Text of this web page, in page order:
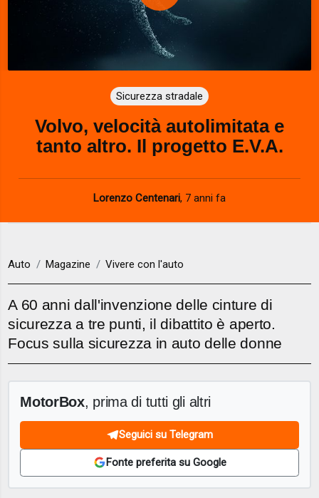
P
l
a
y
V
d
e
o
Sicurezza stradale
Volvo, velocità autolimitata e
tanto altro. Il progetto E.V.A.
Lorenzo Centenari, 7 anni fa
Auto Magazine Vivere con l'auto
A 60 anni dall'invenzione delle cinture di
sicurezza a tre punti, il dibattito è aperto.
Focus sulla sicurezza in auto delle donne
MotorBox, prima di tutti gli altri
Seguici su Telegram
Fonte preferita su Google